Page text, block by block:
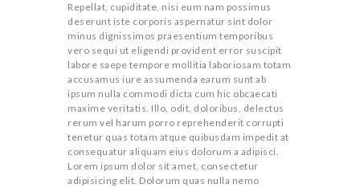
Repellat, cupiditate, nisi eum nam possimus
deserunt iste corporis aspernatur sint dolor
minus dignissimos praesentium temporibus
vero sequi ut eligendi provident error suscipit
labore saepe tempore mollitia laboriosam totam
accusamus iure assumenda earum sunt ab
ipsum nulla commodi dicta cum hic obcaecati
maxime veritatis. Illo, odit, doloribus, delectus
rerum vel harum porro reprehenderit corrupti
tenetur quas totam atque quibusdam impedit at
consequatur aliquam eius dolorum a adipisci.
Lorem ipsum dolor sit amet, consectetur
adipisicing elit. Dolorum quas nulla nemo